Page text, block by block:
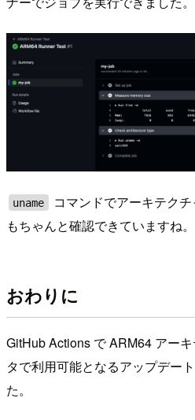
uname コマンドでアーキテク
もちゃんと確認できていますね。
おわりに
GitHub Actions で ARM64 アー
タで利用可能となるアップデー
た。